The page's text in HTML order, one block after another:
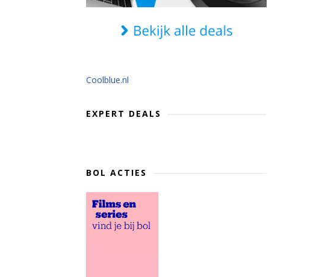
Coolblue.nl
EXPERT DEALS
BOL ACTIES